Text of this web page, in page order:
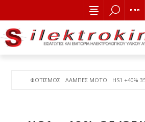
ΦΩΤΙΣΜΟΣ ΛΑΜΠΕΣ MOTO HS1 +40%